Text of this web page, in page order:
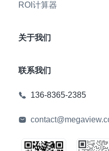
ROI计算器
关于我们
联系我们
136-8365-2385